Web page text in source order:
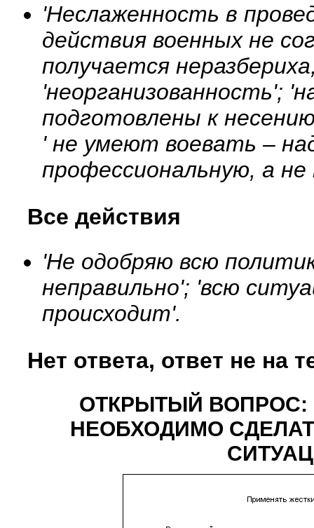
'Неслаженность в
действия военных не
получается
'неорганизованность';
подготовлены к
' не умеют воевать –
профессиональную, а
Все действия
'Не одобряю всю
неправильно'; 'всю
происходит'.
Нет ответа, ответ не на
ОТКРЫТЫЙ
НЕОБХОДИМО